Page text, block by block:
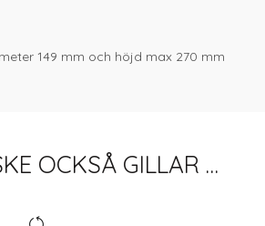
149 mm och höjd max 270 mm
OCKSÅ GILLAR …